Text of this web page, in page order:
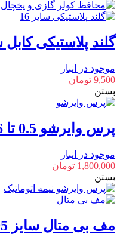
گلند پلاستیکی کابل
موجود در انبار
9,500 تومان
بستن
پرس وایرشو 0.5 تا 6
موجود در انبار
1,800,000 تومان
بستن
مف بی متال سایز 95-120